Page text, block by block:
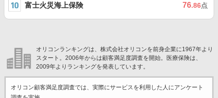
富士火災海上保険 76.86点
オリコンランキングは、株式会社オリコンを前身企業に1967年より
スタート。2006年からは顧客満足度調査を開始。医療保険は、
2009年よりランキングを発表しています。
オリコン顧客満足度調査では、実際にサービスを利用した 人にアンケート